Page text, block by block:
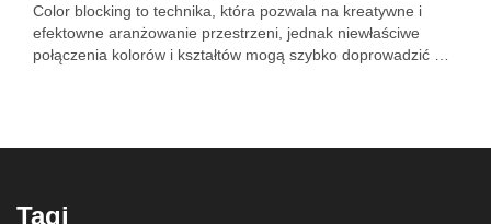
Color blocking to technika, która pozwala na kreatywne i
efektowne aranżowanie przestrzeni, jednak niewłaściwe
połączenia kolorów i kształtów mogą szybko doprowadzić …
Tagi